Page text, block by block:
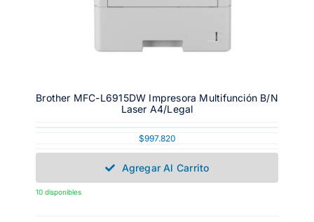
Brother MFC-L6915DW Impresora Multifunción B/N
Laser A4/Legal
$997.820
Agregar Al Carrito
10 disponibles